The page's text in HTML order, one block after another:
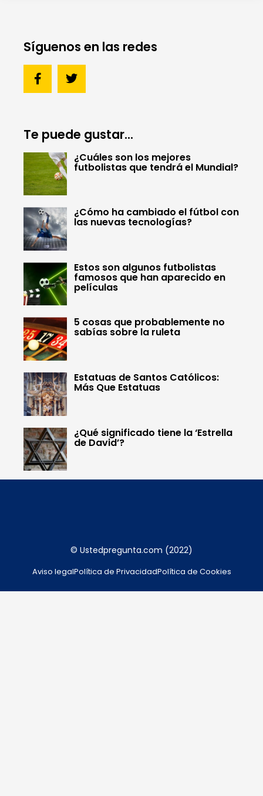
Síguenos en las redes
Te puede gustar...
¿Cuáles son los mejores
futbolistas que tendrá el Mundial?
¿Cómo ha cambiado el fútbol con
las nuevas tecnologías?
Estos son algunos futbolistas
famosos que han aparecido en
películas
5 cosas que probablemente no
sabías sobre la ruleta
Estatuas de Santos Católicos:
Más Que Estatuas
¿Qué significado tiene la ‘Estrella
de David’?
© Ustedpregunta.com (2022)
Aviso legalPolítica de PrivacidadPolítica de Cookies